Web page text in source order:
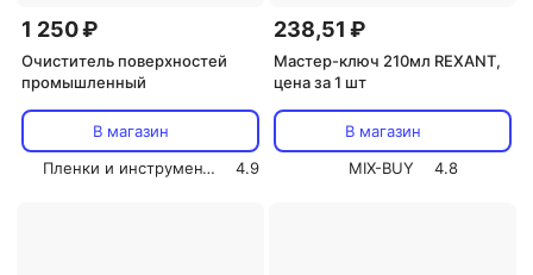
1 250 ₽
Очиститель поверхностей
промышленный
В магазин
Пленки и инструмент СОЛАРТЕК
4.9
238,51 ₽
Мастер-ключ 210мл REXANT,
цена за 1 шт
В магазин
MIX-BUY
4.8